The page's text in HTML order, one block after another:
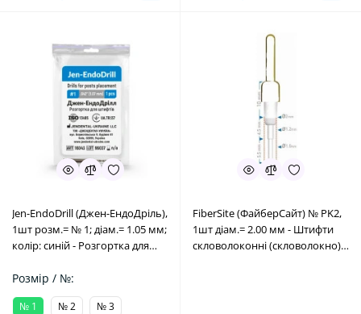
Jen-EndoDrill (Джен-ЕндоДріль),
1шт розм.= № 1; діам.= 1.05 мм;
колір: синій - Розгортка для
Джендентал-Україна)
Розмір / №:
№ 1 № 2 № 3
FiberSite (ФайберСайт) № PK2,
1шт діам.= 2.00 мм - Штифти
скловолоконні (скловолокно)